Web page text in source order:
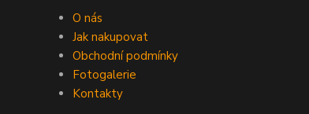
O nás
Jak nakupovat
Obchodní podmínky
Fotogalerie
Kontakty